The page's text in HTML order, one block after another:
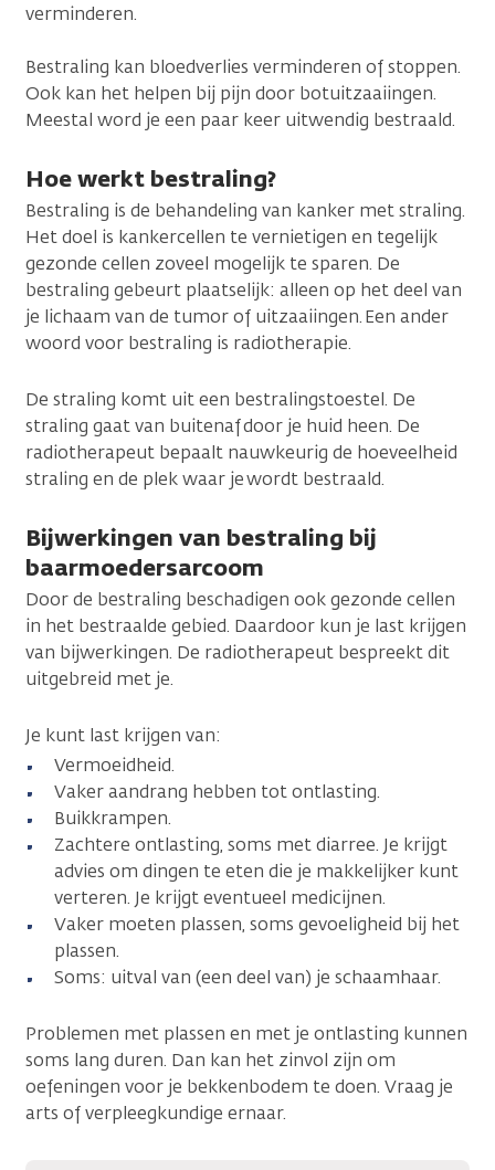
verminderen.
Bestraling kan bloedverlies verminderen of stoppen.
Ook kan het helpen bij pijn door botuitzaaiingen.
Meestal word je een paar keer uitwendig bestraald.
Hoe werkt bestraling?
Bestraling is de behandeling van kanker met straling.
Het doel is kankercellen te vernietigen en tegelijk
gezonde cellen zoveel mogelijk te sparen. De
bestraling gebeurt plaatselijk: alleen op het deel van
je lichaam van de tumor of uitzaaiingen. Een ander
woord voor bestraling is radiotherapie.
De straling komt uit een bestralingstoestel. De
straling gaat van buitenaf door je huid heen. De
radiotherapeut bepaalt nauwkeurig de hoeveelheid
straling en de plek waar je wordt bestraald.
Bijwerkingen van bestraling bij
baarmoedersarcoom
Door de bestraling beschadigen ook gezonde cellen
in het bestraalde gebied. Daardoor kun je last krijgen
van bijwerkingen. De radiotherapeut bespreekt dit
uitgebreid met je.
Je kunt last krijgen van:
Vermoeidheid.
Vaker aandrang hebben tot ontlasting.
Buikkrampen.
Zachtere ontlasting, soms met diarree. Je krijgt
advies om dingen te eten die je makkelijker kunt
verteren. Je krijgt eventueel medicijnen.
Vaker moeten plassen, soms gevoeligheid bij het
plassen.
Soms: uitval van (een deel van) je schaamhaar.
Problemen met plassen en met je ontlasting kunnen
soms lang duren. Dan kan het zinvol zijn om
oefeningen voor je bekkenbodem te doen. Vraag je
arts of verpleegkundige ernaar.